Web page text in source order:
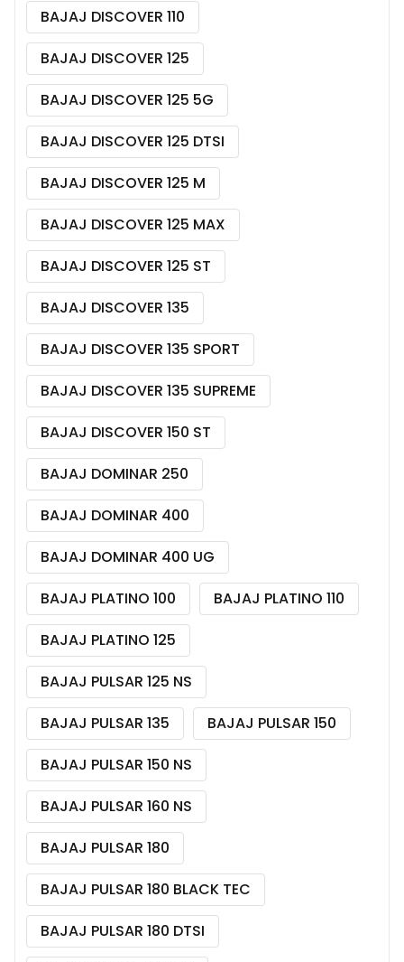
BAJAJ DISCOVER 110
BAJAJ DISCOVER 125
BAJAJ DISCOVER 125 5G
BAJAJ DISCOVER 125 DTSI
BAJAJ DISCOVER 125 M
BAJAJ DISCOVER 125 MAX
BAJAJ DISCOVER 125 ST
BAJAJ DISCOVER 135
BAJAJ DISCOVER 135 SPORT
BAJAJ DISCOVER 135 SUPREME
BAJAJ DISCOVER 150 ST
BAJAJ DOMINAR 250
BAJAJ DOMINAR 400
BAJAJ DOMINAR 400 UG
BAJAJ PLATINO 100
BAJAJ PLATINO 110
BAJAJ PLATINO 125
BAJAJ PULSAR 125 NS
BAJAJ PULSAR 135
BAJAJ PULSAR 150
BAJAJ PULSAR 150 NS
BAJAJ PULSAR 160 NS
BAJAJ PULSAR 180
BAJAJ PULSAR 180 BLACK TEC
BAJAJ PULSAR 180 DTSI